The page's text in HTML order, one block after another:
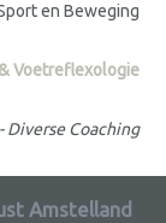
en Beweging
Voetreflexologie
Diverse Coaching
Amstelland